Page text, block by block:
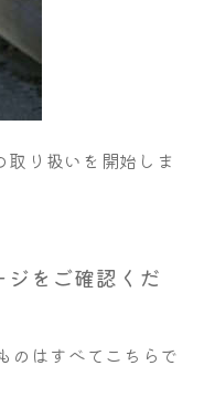
り扱いを開始しま
をご確認くだ
のはすべてこちらで